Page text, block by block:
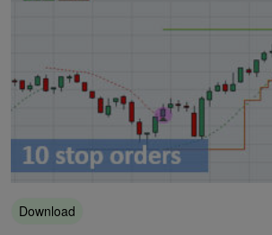
Download